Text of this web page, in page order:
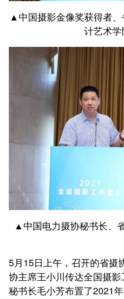
▲中国摄影金像奖获得者
计艺术
▲中国电力摄协秘书长、
5月15日上午，召开的省摄
协主席王小川传达全国摄
秘书长毛小芳布置了2021